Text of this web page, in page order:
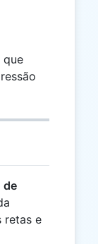
que
de
retas e